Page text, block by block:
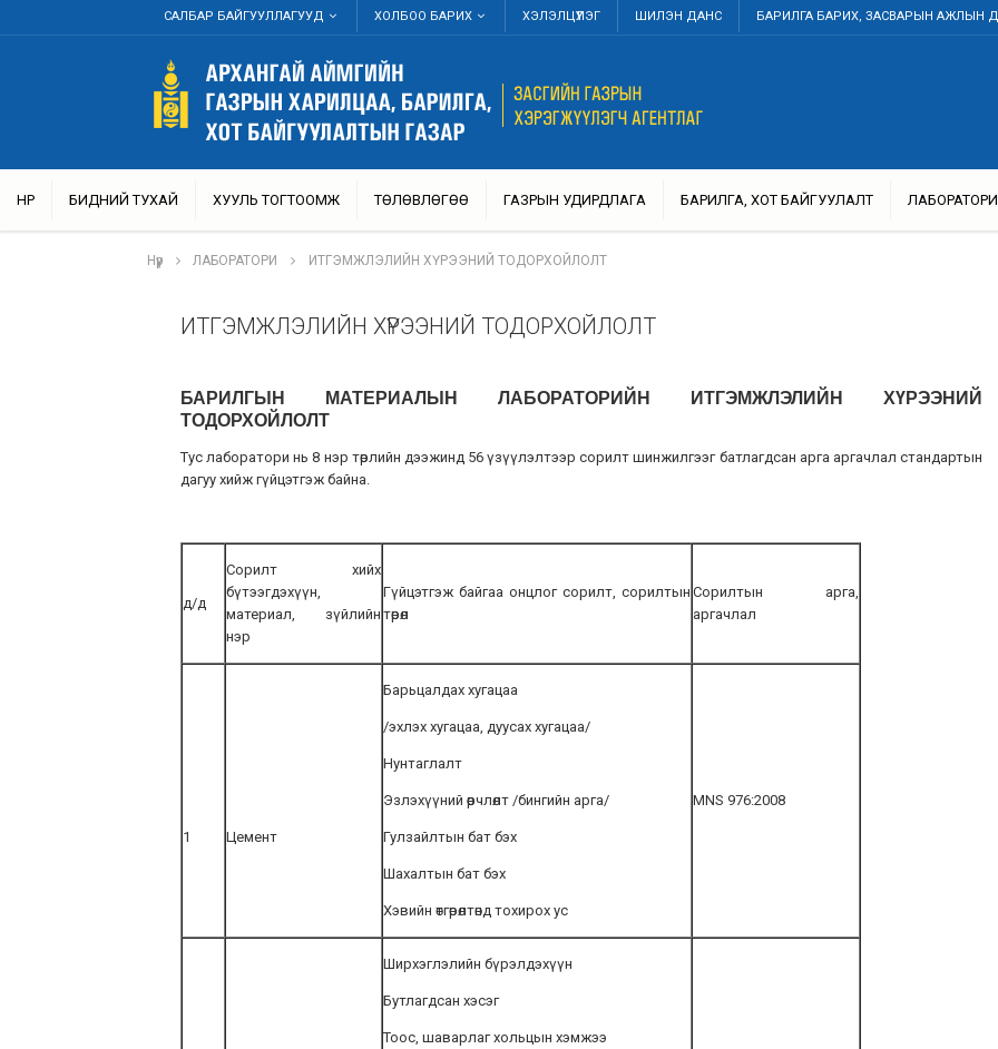
САЛБАР БАЙГУУЛЛАГУУД ХОЛБОО БАРИХ ХЭЛЭЛЦҮҮЛЭГ ШИЛЭН ДАНС БАРИЛГА БАРИХ, ЗАСВАРЫН АЖЛЫН
НҮҮР БИДНИЙ ТУХАЙ ХУУЛЬ ТОГТООМЖ ТӨЛӨВЛӨГӨӨ ГАЗРЫН УДИРДЛАГА БАРИЛГА, ХОТ БАЙГУУЛАЛТ ЛАБОРАТОРИ
Нүүр ЛАБОРАТОРИ ИТГЭМЖЛЭЛИЙН ХҮРЭЭНИЙ ТОДОРХОЙЛОЛТ
ИТГЭМЖЛЭЛИЙН ХҮРЭЭНИЙ ТОДОРХОЙЛОЛТ
БАРИЛГЫН МАТЕРИАЛЫН ЛАБОРАТОРИЙН ИТГЭМЖЛЭЛИЙН ХҮРЭЭНИЙ
ТОДОРХОЙЛОЛТ
Тус лаборатори нь 8 нэр төрлийн дээжинд 56 үзүүлэлтээр сорилт шинжилгээг батлагдсан арга аргачлал стандартын
дагуу хийж гүйцэтгэж байна.
д/д
Сорилт хийх
бүтээгдэхүүн,
материал, зүйлийн
нэр
Гүйцэтгэж байгаа онцлог сорилт, сорилтын
төрөл
Сорилтын арга,
аргачлал
1 Цемент
Барьцалдах хугацаа
/эхлэх хугацаа, дуусах хугацаа/
Нунтаглалт
Эзлэхүүний өөрчлөлт /бингийн арга/
Гулзайлтын бат бэх
Шахалтын бат бэх
Хэвийн өтгөрөлтөнд тохирох ус
MNS 976:2008
Ширхэглэлийн бүрэлдэхүүн
Бутлагдсан хэсэг
Тоос, шаварлаг хольцын хэмжээ